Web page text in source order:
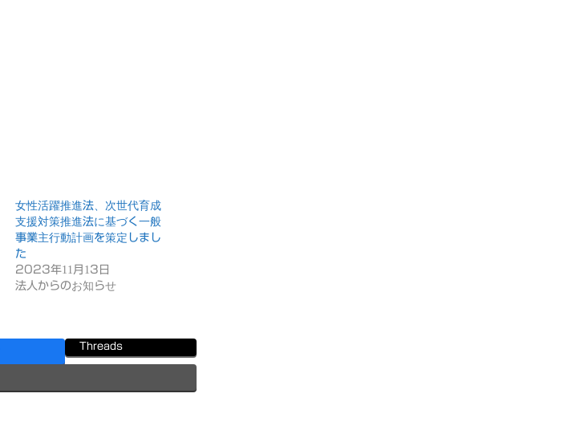
女性活躍推進法、次世代育成
支援対策推進法に基づく一般
事業主行動計画を策定しまし
た
2023年11月13日
法人からのお知らせ
Threads